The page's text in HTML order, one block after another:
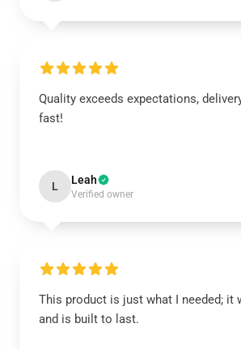
Quality exceeds expectations,
fast!
L Leah
Verified owner
This product is just what I needed; it
and is built to last.